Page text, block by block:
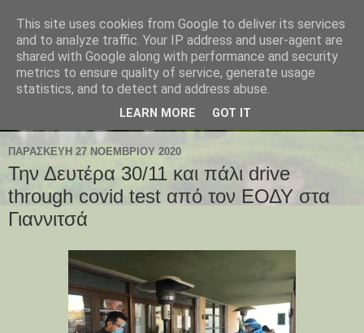
ΠΑΡΑΣΚΕΥΉ 27 ΝΟΕΜΒΡΊΟΥ 2020
Την Δευτέρα 30/11 και πάλι drive
through covid test από τον ΕΟΔΥ στα
Γιαννιτσά
This site uses cookies from Google to deliver its services
and to analyze traffic. Your IP address and user-agent are
shared with Google along with performance and security
metrics to ensure quality of service, generate usage
statistics, and to detect and address abuse.
LEARN MORE GOT IT